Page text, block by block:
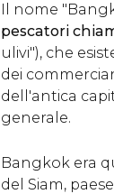
Il nome
pescatori
ulivi"), che
dei
dell'antica
generale.
Bangkok era
del Siam,